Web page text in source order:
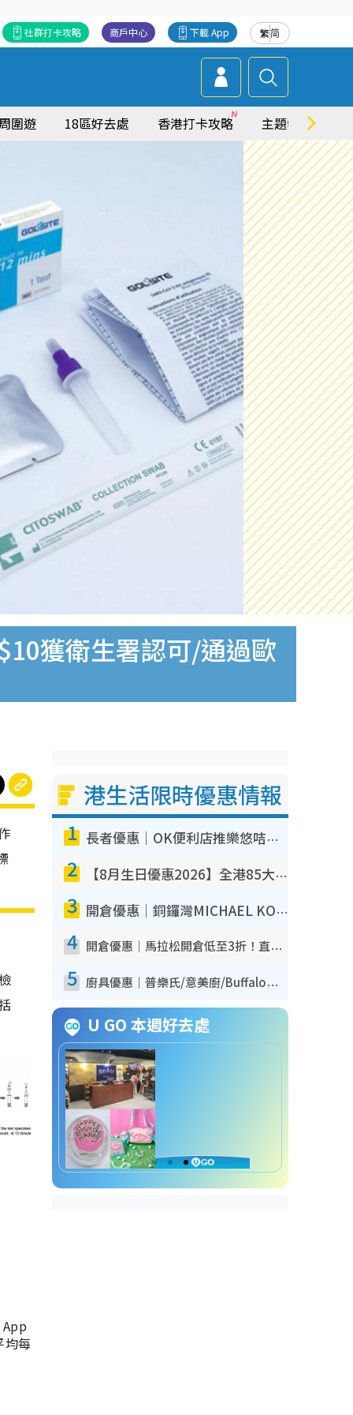
繁简
下載 App
商戶中心
社群打卡攻略
圍遊 18區好去處 香港打卡攻略 主題特集
獲衛生署認可/通過歐
均每
港生活限時優惠情報
1 長者優惠｜OK便利店推樂悠咭優惠！買麵包/牛奶/保健品拍卡即減
2 【8月生日優惠2026】全港85大食買玩著數攻略 自助餐/火鍋放題同行免費＋誠品/DONKI送現金券
3 開倉優惠｜銅鑼灣MICHAEL KORS開倉低至17折！直擊$500起買手袋/銀包/鞋款 必買經典Jet Set系列
4 開倉優惠｜馬拉松開倉低至3折！直擊$99起買adidas／New Balance／Puma鞋款 STANLEY保溫杯劈價至$119起
5 廚具優惠｜普樂氏/意美廚/Buffalo廚具低至3折！$89起買煎鍋／炒鑊／個人鍋 同場小家電激減至$99起
U GO 本週好去處